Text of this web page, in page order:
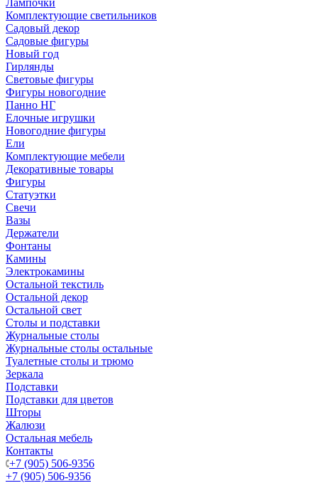
Лампочки
Комплектующие светильников
Садовый декор
Садовые фигуры
Новый год
Гирлянды
Световые фигуры
Фигуры новогодние
Панно НГ
Елочные игрушки
Новогодние фигуры
Ели
Комплектующие мебели
Декоративные товары
Фигуры
Статуэтки
Свечи
Вазы
Держатели
Фонтаны
Камины
Электрокамины
Остальной текстиль
Остальной декор
Остальной свет
Столы и подставки
Журнальные столы
Журнальные столы остальные
Туалетные столы и трюмо
Зеркала
Подставки
Подставки для цветов
Шторы
Жалюзи
Остальная мебель
Контакты
+7 (905) 506-9356
+7 (905) 506-9356